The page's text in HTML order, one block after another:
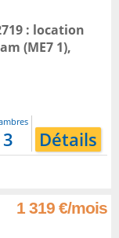
: location
(ME7 1),
3 Détails
1 319 €/mois